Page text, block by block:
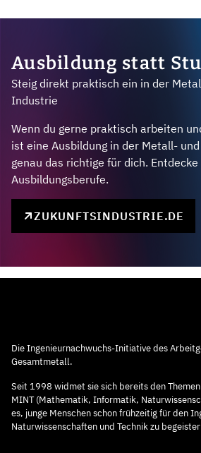
Ausbildung statt
Steig direkt praktisch ein in der
Industrie
Wenn du gerne praktisch arbeiten
ist eine Ausbildung in der Metall-
genau das richtige für dich.
Ausbildungsberufe.
ZUKUNFTSINDUSTRIE.DE
Die Ingenieurnachwuchs-Initiative des
Gesamtmetall.
Seit 1998 widmet sie sich bereits den
MINT (Mathematik, Informatik,
es, junge Menschen schon frühzeitig für den
Naturwissenschaften und Technik zu